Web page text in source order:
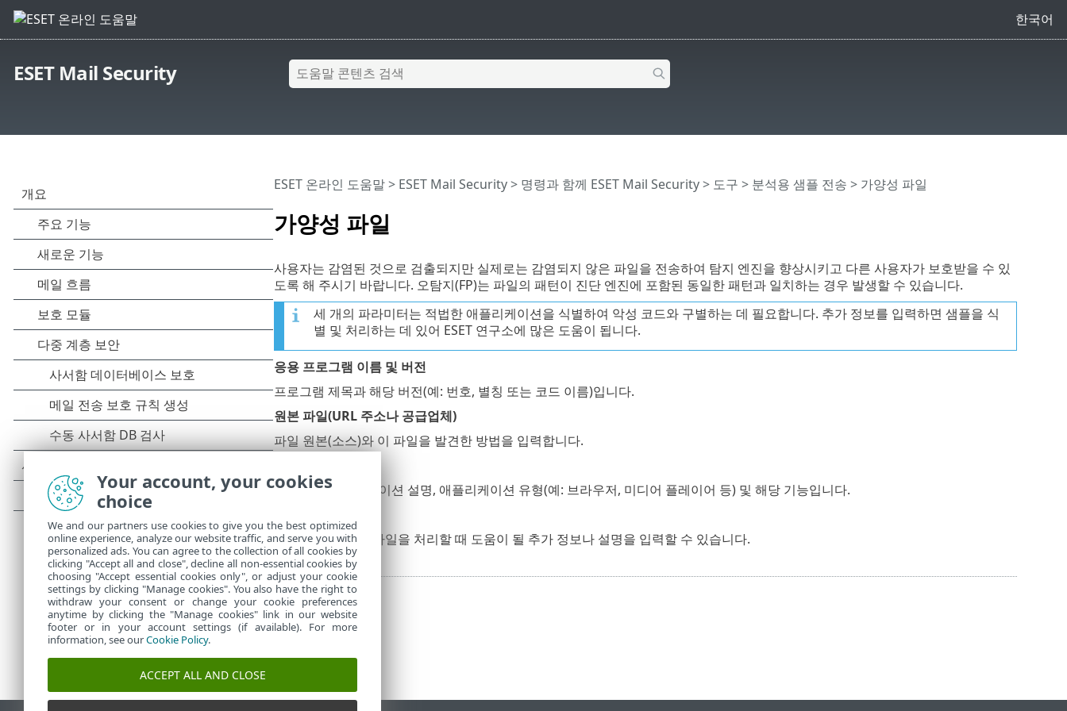
한국어
ESET Mail Security
가양성 파일
ESET 온라인 도움말> ESET Mail Security> 명령과 함께 ESET Mail Security> 도구 > 분석용 샘플 전송 > 가양성 파일
사용자는 감염된 것으로 검출되지만 실제로는 감염되지 않은 파일을 전송하여 탐지 엔진을 향상시키고 다른 사용자가 보호받을 수 있
도록 해 주시기 바랍니다. 오탐지(FP)는 파일의 패턴이 진단 엔진에 포함된 동일한 패턴과 일치하는 경우 발생할 수 있습니다.
세 개의 파라미터는 적법한 애플리케이션을 식별하여 악성 코드와 구별하는 데 필요합니다. 추가 정보를 입력하면 샘플을 식
별 및 처리하는 데 있어 ESET 연구소에 많은 도움이 됩니다.
응용 프로그램 이름 및 버전
프로그램 제목과 해당 버전(예: 번호, 별칭 또는 코드 이름)입니다.
원본 파일(URL 주소나 공급업체)
파일 원본(소스)와 이 파일을 발견한 방법을 입력합니다.
일반적인 애플리케이션 설명, 애플리케이션 유형(예: 브라우저, 미디어 플레이어 등) 및 해당 기능입니다.
여기에 감염 의심 파일을 처리할 때 도움이 될 추가 정보나 설명을 입력할 수 있습니다.
Your account, your cookies
choice
We and our partners use cookies to give you the best optimized
online experience, analyze our website traffic, and serve you with
personalized ads. You can agree to the collection of all cookies by
clicking "Accept all and close", decline all non-essential cookies by
choosing "Accept essential cookies only", or adjust your cookie
settings by clicking "Manage cookies". You also have the right to
withdraw your consent or change your cookie preferences
anytime by clicking the "Manage cookies" link in our website
footer or in your account settings (if available). For more
information, see ourCookie Policy.
ACCEPT ALL AND CLOSE